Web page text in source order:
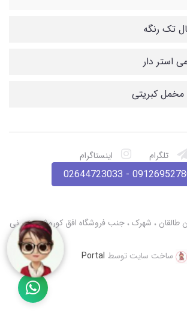
دار
کبریتی
تلگرام اینستاگرام
09126952780 -
ساخت سایت توسط Portal
طالقان ، شهرک ، جنب فروشگاه افق کوروش ، نی نی